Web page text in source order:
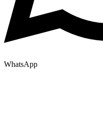
WhatsApp